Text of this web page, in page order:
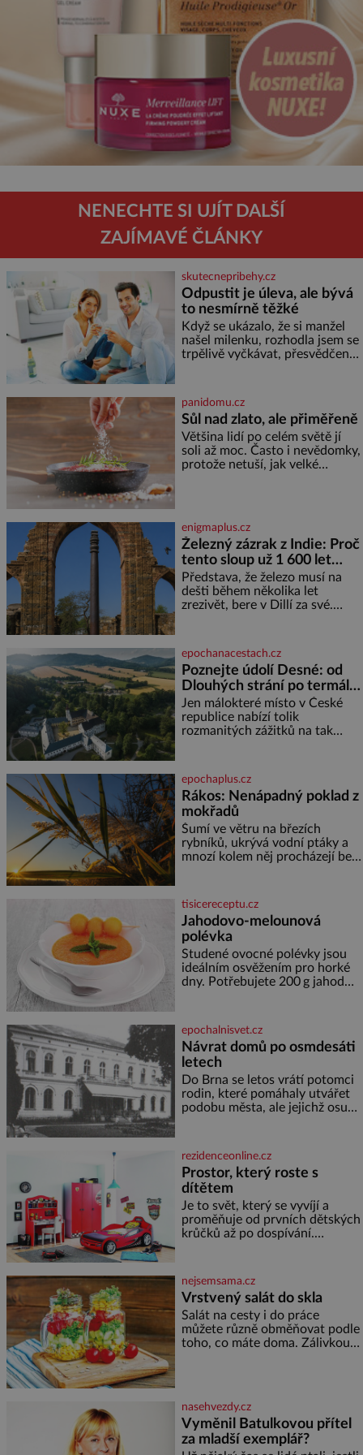
NENECHTE SI UJÍT DALŠÍ
ZAJÍMAVÉ ČLÁNKY
skutecnepribehy.cz
Odpustit je úleva, ale bývá
to nesmírně těžké
Když se ukázalo, že si manžel
našel milenku, rozhodla jsem se
trpělivě vyčkávat, přesvědčena,
nejtěžších věcí na světě. Ale
každý, kdo s tím má nějaké
zkušenosti, se zapřísahá, že
pokud odpustíte, znatelně se
vám uleví. Když se ke mně
doneslo, že si manžel pořídil
panidomu.cz
Sůl nad zlato, ale přiměřeně
Většina lidí po celém světě jí
soli až moc. Často i nevědomky,
protože netuší, jak velké
sladkých. Sůl je zdravá Ale v
ani ne třetinovém množství, než
je pro většinu populace běžné.
Její základní složky– sodík a
chlór – jsou zásadní pro
správné hospodaření
enigmaplus.cz
Železný zázrak z Indie: Proč
tento sloup už 1 600 let
nezná rez?
Představa, že železo musí na
dešti během několika let
zrezivět, bere v Dillí za své.
železný sloup, který už přibližně
1 600 let odolává počasí
epochanacestach.cz
Poznejte údolí Desné: od
Dlouhých strání po termální
prameny
Jen málokteré místo v České
republice nabízí tolik
rozmanitých zážitků na tak
jediného dne můžete
nahlédnout do útrob jedné z
nejvýznamnějších vodních
elektráren v Evropě, vydat se na
horské hřebeny, projet se na
koloběžce a den zakončit
poznáváním památek ve
epochaplus.cz
Rákos: Nenápadný poklad z
mokřadů
Šumí ve větru na březích
rybníků, ukrývá vodní ptáky a
mnozí kolem něj procházejí bez
lodě, zapisovat první texty a
inspiroval řadu pověstí. Tato
skromná, ale užitečná rostlina
provází člověka už tisíce let.
Většina lidí vnímá rákos jen jako
obyčejnou kulisu letního
koupání. Stačí se však podívat
tisicereceptu.cz
Jahodovo-melounová
polévka
Studené ovocné polévky jsou
ideálním osvěžením pro horké
dny. Potřebujete 200 g jahod
cukru krystal 1 lžíci medu 200 g
zakysané sm
epochalnisvet.cz
Návrat domů po osmdesáti
letech
Do Brna se letos vrátí potomci
rodin, které pomáhaly utvářet
podobu města, ale jejichž osudy
Placzek, Löw-Beer, Fuhrmann,
Kohn a Stiassni se stanou
jednou z hlavních
dramaturgických linií festivalu
židovské kultury ŠTETL FEST
2026. Některé návraty nejsou
jednoduché. Místa, která si
rezidenceonline.cz
Prostor, který roste s
dítětem
Je to svět, který se vyvíjí a
proměňuje od prvních dětských
krůčků až po dospívání.
soustředění i odpočinek a
reaguje na každou etapu života
a specifické potřeby dítěte. Pro
nejmenší je klíčová
jednoduchost, měkkost a
bezpečí, proto by pokoj
nejsemsama.cz
Vrstvený salát do skla
Salát na cesty i do práce
můžete různě obměňovat podle
toho, co máte doma. Zálivkou
potřebujete: ✿ 1/4 ledového
nebo jiného salátu (římský salát,
polníček…) ✿ 1 malá konzerva
kukuřice ✿ ½ okurky ✿ 2
nasehvezdy.cz
Vyměnil Batulkovou přítel
za mladší exemplář?